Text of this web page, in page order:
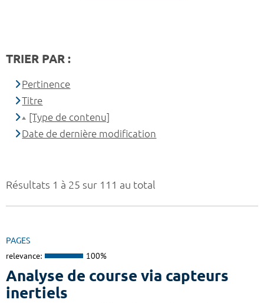
Résultats 1 à 25 sur 111 au total
PAGES
relevance: 100%
Analyse de course via capteurs
inertiels
TRIER PAR :
Pertinence
Titre
[Type de contenu]
Date de dernière modification